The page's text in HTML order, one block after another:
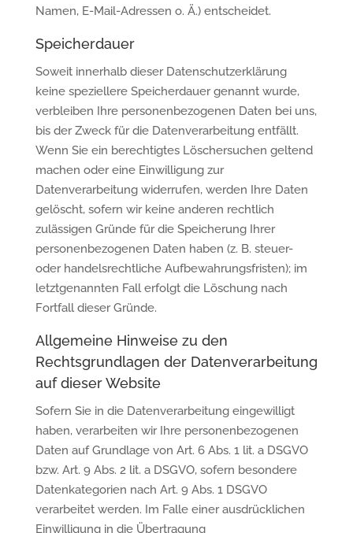
Namen, E-Mail-Adressen o. Ä.) entscheidet.
Speicherdauer
Soweit innerhalb dieser Datenschutzerklärung
keine speziellere Speicherdauer genannt wurde,
verbleiben Ihre personenbezogenen Daten bei uns,
bis der Zweck für die Datenverarbeitung entfällt.
Wenn Sie ein berechtigtes Löschersuchen geltend
machen oder eine Einwilligung zur
Datenverarbeitung widerrufen, werden Ihre Daten
gelöscht, sofern wir keine anderen rechtlich
zulässigen Gründe für die Speicherung Ihrer
personenbezogenen Daten haben (z. B. steuer-
oder handelsrechtliche Aufbewahrungsfristen); im
letztgenannten Fall erfolgt die Löschung nach
Fortfall dieser Gründe.
Allgemeine Hinweise zu den
Rechtsgrundlagen der Datenverarbeitung
auf dieser Website
Sofern Sie in die Datenverarbeitung eingewilligt
haben, verarbeiten wir Ihre personenbezogenen
Daten auf Grundlage von Art. 6 Abs. 1 lit. a DSGVO
bzw. Art. 9 Abs. 2 lit. a DSGVO, sofern besondere
Datenkategorien nach Art. 9 Abs. 1 DSGVO
verarbeitet werden. Im Falle einer ausdrücklichen
Einwilligung in die Übertragung